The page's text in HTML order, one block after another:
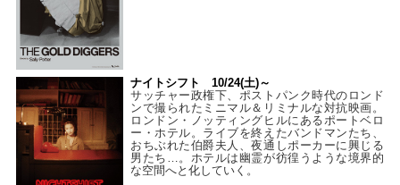
ナイトシフト 10/24(土)～
サッチャー政権下、ポストパンク時代のロンド
ンで撮られたミニマル＆リミナルな対抗映画。
ロンドン・ノッティングヒルにあるポートベロ
ー・ホテル。ライブを終えたバンドマンたち、
おちぶれた伯爵夫人、夜通しポーカーに興じる
男たち…。ホテルは幽霊が彷徨うような境界的
な空間へと化していく。